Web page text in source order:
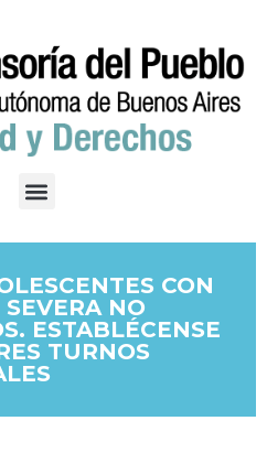
CON
NO
ESTABLÉCENSE
TURNOS